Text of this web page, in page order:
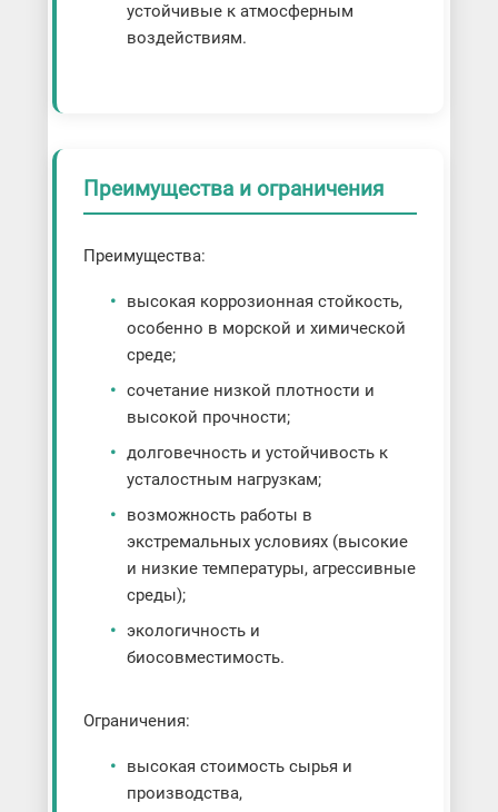
устойчивые к атмосферным
воздействиям.
Преимущества и ограничения
Преимущества:
высокая коррозионная стойкость,
особенно в морской и химической
среде;
сочетание низкой плотности и
высокой прочности;
долговечность и устойчивость к
усталостным нагрузкам;
возможность работы в
экстремальных условиях (высокие
и низкие температуры, агрессивные
среды);
экологичность и
биосовместимость.
Ограничения:
высокая стоимость сырья и
производства,